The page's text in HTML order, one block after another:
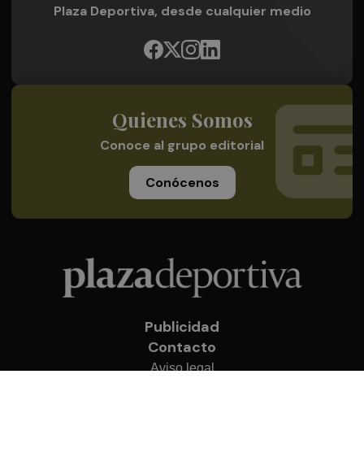
Plaza Deportiva, desde cualquier medio
Quienes Somos
Conoce al grupo editorial
Conócenos
Publicidad
Contacto
Aviso legal